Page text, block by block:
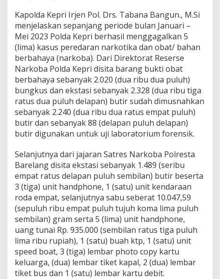
e
r
s
a
n
g
k
a
D
a
l
a
m
4
K
s
u
s
Kapolda Kepri Irjen Pol. Drs. Tabana Bangun., M.Si
menjelaskan sepanjang periode bulan Januari –
Mei 2023 Polda Kepri berhasil menggagalkan 5
(lima) kasus peredaran narkotika dan obat/ bahan
berbahaya (narkoba). Dari Direktorat Reserse
Narkoba Polda Kepri disita barang bukti obat
berbahaya sebanyak 2.020 (dua ribu dua puluh)
bungkus dan ekstasi sebanyak 2.328 (dua ribu tiga
ratus dua puluh delapan) butir sudah dimusnahkan
sebanyak 2.240 (dua ribu dua ratus empat puluh)
butir dan sebanyak 88 (delapan puluh delapan)
butir digunakan untuk uji laboratorium forensik.
Selanjutnya dari jajaran Satres Narkoba Polresta
Barelang disita ekstasi sebanyak 1.489 (seribu
empat ratus delapan puluh sembilan) butir beserta
3 (tiga) unit handphone, 1 (satu) unit kendaraan
roda empat, selanjutnya sabu seberat 10.047,59
(sepuluh ribu empat puluh tujuh koma lima puluh
sembilan) gram serta 5 (lima) unit handphone,
uang tunai Rp. 935.000 (sembilan ratus tiga puluh
lima ribu rupiah), 1 (satu) buah ktp, 1 (satu) unit
speed boat, 3 (tiga) lembar photo copy kartu
keluarga, (dua) lembar tiket kapal, 2 (dua) lembar
tiket bus dan 1 (satu) lembar kartu debit.